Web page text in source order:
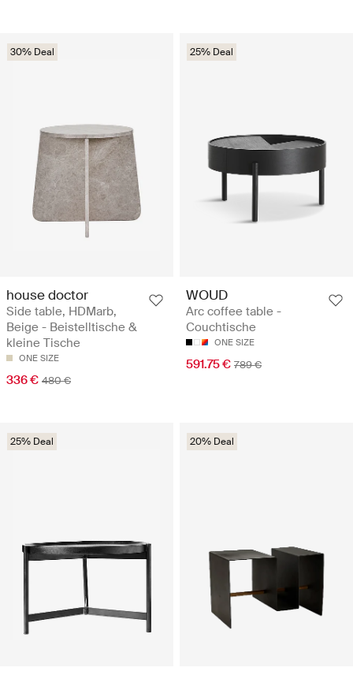
30% Deal
house doctor
Side table, HDMarb,
Beige - Beistelltische &
kleine Tische
ONE SIZE
336 € 480 €
25% Deal
WOUD
Arc coffee table -
Couchtische
ONE SIZE
591.75 € 789 €
25% Deal 20% Deal